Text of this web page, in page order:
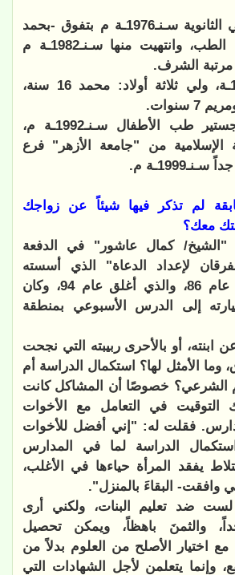
انتهيت من دراستي الثانوية سـنـ1976ـة م بتفوق -بحمد
الله- ودخلت كلية الطب، وانتهيت منها سـنـ1982ـة م
مرتبة الشرف.
وتزوجت سـنـ1989ـة، ولي ثلاثة أولاد: محمد 16 سنة،
وحصلت على ماجستير طب الأطفال سـنـ1992ـة م،
الإسلامية من "جامعة الأزهر" فرع
م.
لم تذكر فيها شيئاً عن زواجك
معك؟
"الشيخ/ كمال عاشور" في الدفعة
لإعداد الدعاة" الذي أسسته
"الدعوة السلفية" عام 86، والذي أغلق عام 94، وكان
إلى الدرس الأسبوعي بمنطقة
أو بالأحرى ربيبته التي نجحت
وما الأمثل لها؟ استكمال الدراسة أم
الشرعي؟ خصوصًا أن المشاكل كانت
في التعامل مع الأخوات
فقلت له: "إني أفضل للأخوات
الدراسة لما في المدارس
يفقد المرأة حياءها في الأغلب،
وافقت- البقاءَ بالمنزل".
لست ضد تعليم البنات، ولكني أرى
والثمنَ باهظاً، ويمكن تحصيل
مع اختيار الأصلح من العلوم بدلاً من
وإنما يتعلمن لأجل الشهادات التي